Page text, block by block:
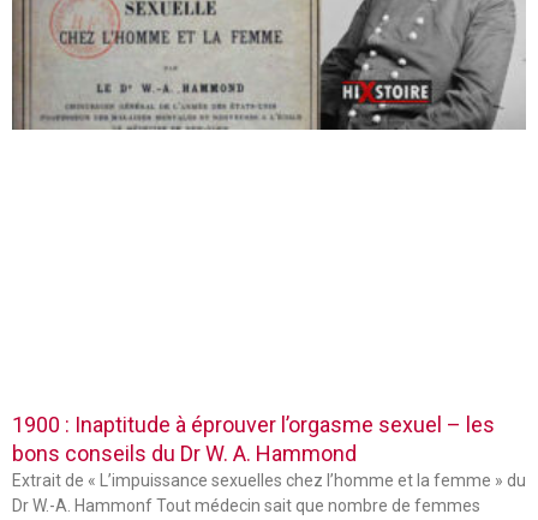
1900 : Inaptitude à éprouver l’orgasme sexuel – les
bons conseils du Dr W. A. Hammond
Extrait de « L’impuissance sexuelles chez l’homme et la femme » du
Dr W.-A. Hammonf Tout médecin sait que nombre de femmes